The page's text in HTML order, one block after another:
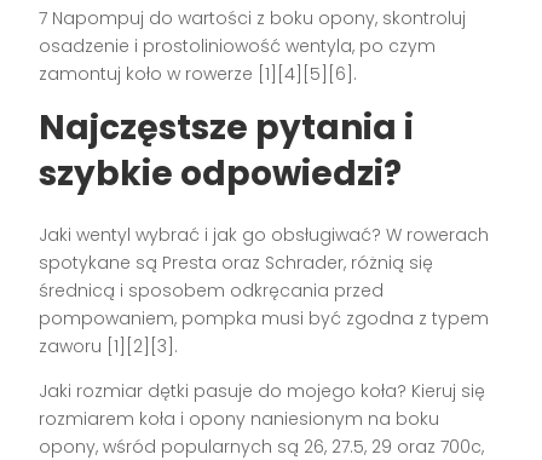
7 Napompuj do wartości z boku opony, skontroluj
osadzenie i prostoliniowość wentyla, po czym
zamontuj koło w rowerze [1][4][5][6].
Najczęstsze pytania i
szybkie odpowiedzi?
Jaki wentyl wybrać i jak go obsługiwać? W rowerach
spotykane są Presta oraz Schrader, różnią się
średnicą i sposobem odkręcania przed
pompowaniem, pompka musi być zgodna z typem
zaworu [1][2][3].
Jaki rozmiar dętki pasuje do mojego koła? Kieruj się
rozmiarem koła i opony naniesionym na boku
opony, wśród popularnych są 26, 27.5, 29 oraz 700c,